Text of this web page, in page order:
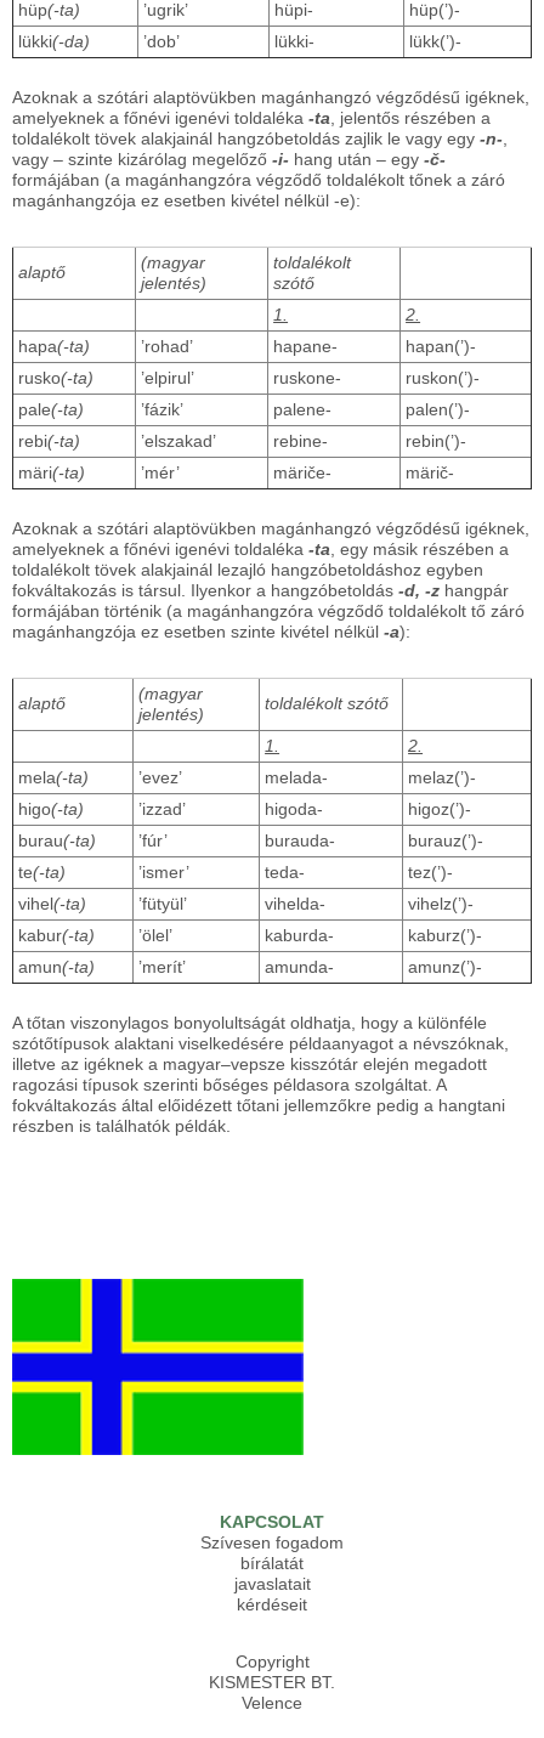
hüp(-ta) ’ugrik’ hüpi-
hüp(’)-
lükki(-da) ’dob’ lükki- lükk(’)-
Azoknak a szótári alaptövükben magánhangzó végződésű igéknek,
amelyeknek a főnévi igenévi toldaléka -ta , jelentős részében a
toldalékolt tövek alakjainál hangzóbetoldás zajlik le vagy egy -n-
vagy – szinte kizárólag megelőző -i- hang után – egy -č-
formájában (a magánhangzóra végződő toldalékolt tőnek a záró
magánhangzója ez esetben kivétel nélkül -e):
alaptő
(magyar
jelentés)
toldalékolt
szótő
1.
2.
hapa(-ta) ’rohad’ hapane-
hapan(’)-
rusko(-ta) ’elpirul’ ruskone-
ruskon(’)-
pale(-ta) ’fázik’ palene-
palen(’)-
rebi(-ta) ’elszakad’ rebine-
rebin(’)-
märi(-ta) ’mér’ märiče- märič-
Azoknak a szótári alaptövükben magánhangzó végződésű igéknek,
amelyeknek a főnévi igenévi toldaléka -ta , egy másik részében a
toldalékolt tövek alakjainál lezajló hangzóbetoldáshoz egyben
fokváltakozás is társul. Ilyenkor a hangzóbetoldás -d, -z hangpár
formájában történik (a magánhangzóra végződő toldalékolt tő záró
magánhangzója ez esetben szinte kivétel nélkül -a):
alaptő
(magyar
jelentés)
toldalékolt szótő
1.
2.
mela(-ta) ’evez’ melada-
melaz(’)-
higo(-ta) ’izzad’ higoda-
higoz(’)-
burau(-ta) ’fúr’ burauda-
burauz(’)-
te(-ta) ’ismer’ teda-
tez(’)-
vihel(-ta) ’fütyül’ vihelda-
vihelz(’)-
kabur(-ta) ’ölel’ kaburda-
kaburz(’)-
amun(-ta) ’merít’ amunda- amunz(’)-
A tőtan viszonylagos bonyolultságát oldhatja, hogy a különféle
szótőtípusok alaktani viselkedésére példaanyagot a névszóknak,
illetve az igéknek a magyar–vepsze kisszótár elején megadott
ragozási típusok szerinti bőséges példasora szolgáltat. A
fokváltakozás által előidézett tőtani jellemzőkre pedig a hangtani
részben is találhatók példák.
KAPCSOLAT
Szívesen fogadom
bírálatát
javaslatait
kérdéseit
Copyright
KISMESTER BT.
Velence